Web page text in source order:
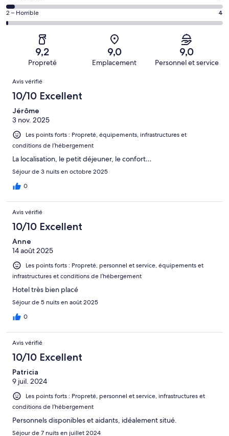
sur 526.
(Bien),
d’après 142 avis
sur 526.
de 6
(Satisfaisant),
d’après 47 avis
des
voyageurs
(Médiocre),
d’après 19 avis
sur 526.
Note
des
voyageurs
(Horrible),
d’après 4 avis
sur 526.
2 – Horrible 4
9,2
Propreté
9,0
Emplacement
9,0
Personnel et service
Avis
Avis vérifié
10/10 Excellent
Jérôme
3 nov. 2025
Les points forts : Propreté, équipements, infrastructures et
conditions de l’hébergement
La localisation, le petit déjeuner, le confort…
Séjour de 3 nuits en octobre 2025
0
Avis vérifié
10/10 Excellent
Anne
14 août 2025
Les points forts : Propreté, personnel et service, équipements et
infrastructures et conditions de l’hébergement
Hotel très bien placé
Séjour de 5 nuits en août 2025
0
Avis vérifié
10/10 Excellent
Patricia
9 juil. 2024
Les points forts : Propreté, personnel et service, infrastructures et
conditions de l’hébergement
Personnels disponibles et aidants, idéalement situé.
Séjour de 7 nuits en juillet 2024